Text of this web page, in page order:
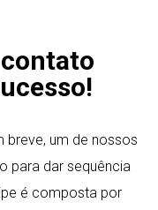
breve, um de nossos
para dar sequência
é composta por